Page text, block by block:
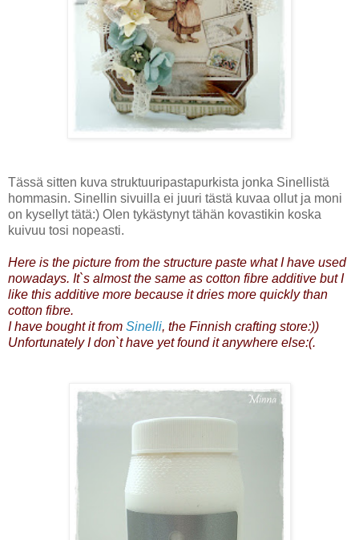
Tässä sitten kuva struktuuripastapurkista jonka Sinellistä
hommasin. Sinellin sivuilla ei juuri tästä kuvaa ollut ja moni
on kysellyt tätä:) Olen tykästynyt tähän kovastikin koska
kuivuu tosi nopeasti.
Here is the picture from the structure paste what I have used
nowadays. It`s almost the same as cotton fibre additive but I
like this additive more because it dries more quickly than
cotton fibre.
I have bought it from Sinelli, the Finnish crafting store:))
Unfortunately I don`t have yet found it anywhere else:(.